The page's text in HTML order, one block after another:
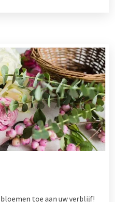
toe aan uw verblijf!